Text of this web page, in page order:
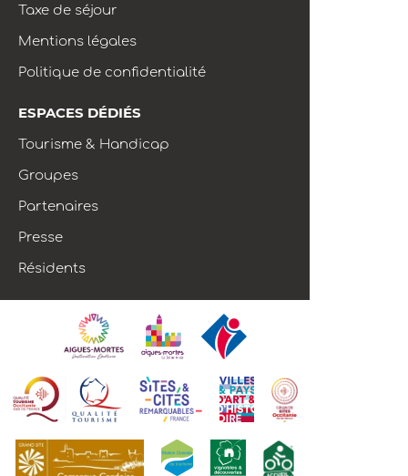
Taxe de séjour
Mentions légales
Politique de confidentialité
ESPACES DÉDIÉS
Tourisme & Handicap
Groupes
Partenaires
Presse
Résidents